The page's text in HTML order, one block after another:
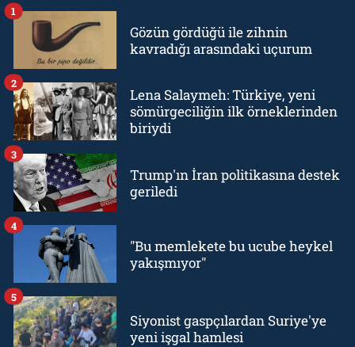
Gözün gördüğü ile zihnin
kavradığı arasındaki uçurum
1
Lena Salaymeh: Türkiye, yeni
sömürgeciliğin ilk örneklerinden
biriydi
2
Trump'ın İran politikasına destek
geriledi
3
"Bu memlekete bu ucube heykel
yakışmıyor"
4
Siyonist gaspçılardan Suriye'ye
yeni işgal hamlesi
5